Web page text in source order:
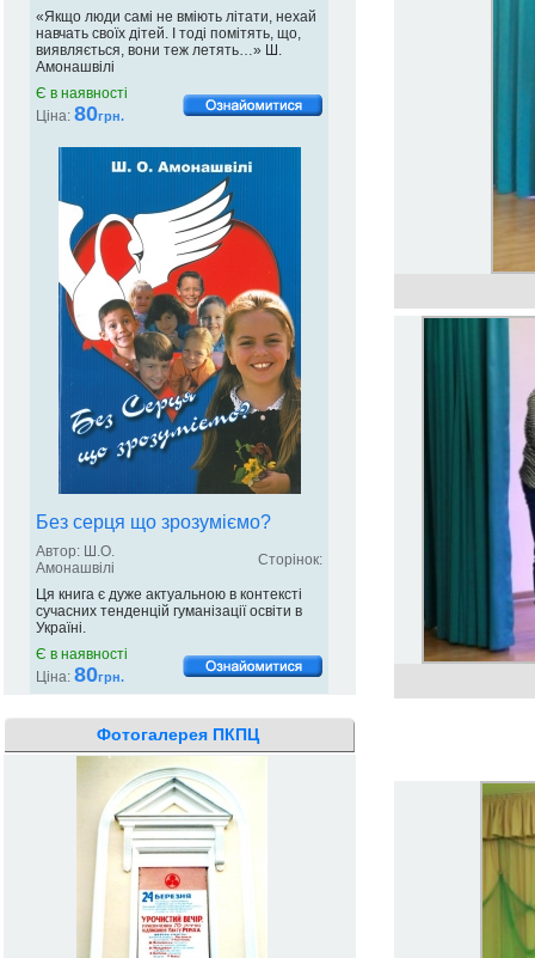
«Якщо люди самі не вміють літати, нехай
навчать своїх дітей. І тоді помітять, що,
виявляється, вони теж летять…» Ш.
Амонашвілі
Є в наявності
Ціна: 80грн.
Без серця що зрозуміємо?
Автор: Ш.О.
Амонашвілі
Сторінок:
Ця книга є дуже актуальною в контексті
сучасних тенденцій гуманізації освіти в
Україні.
Є в наявності
Ціна: 80грн.
Фотогалерея ПКПЦ